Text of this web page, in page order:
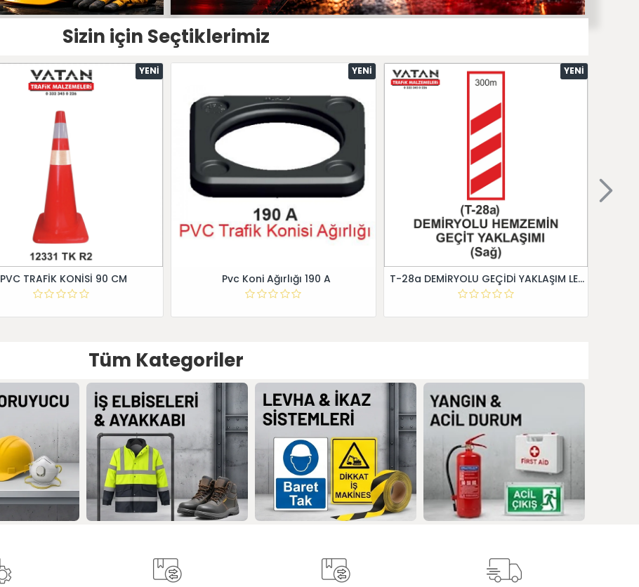
Sizin için Seçtiklerimiz
YENI
PVC TRAFİK KONİSİ 90 CM
YENI
Pvc Koni Ağırlığı 190 A
YENI
T-28a DEMİRYOLU GEÇİDİ YAKLAŞIM LEVHALARI (Sağ)
Tüm Kategoriler